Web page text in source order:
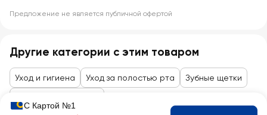
Предложение не является публичной офертой
Другие категории с этим товаром
Уход и гигиена Уход за полостью рта Зубные щетки
С Картой №1